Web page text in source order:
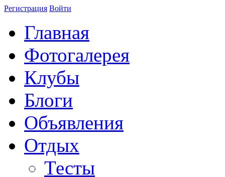
Регистрация Войти
Главная
Фотогалерея
Клубы
Блоги
Объявления
Отдых
Тесты